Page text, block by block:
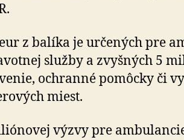
z balíka je určených pre
služby a zvyšných 5
ochranné pomôcky či
miest.
výzvy pre